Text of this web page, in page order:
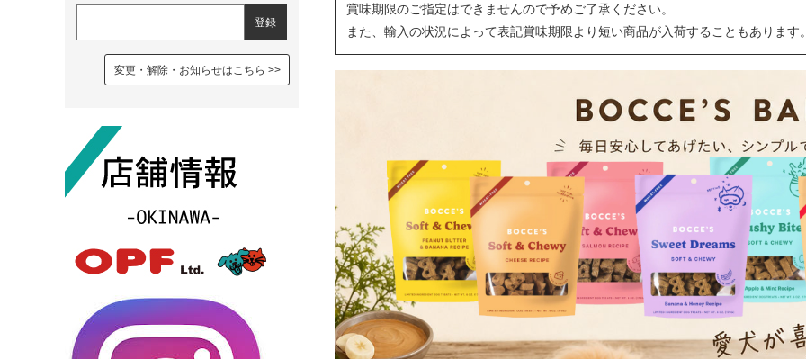
賞味期限のご指定はできませんので予めご了承ください。
また、輸入の状況によって表記賞味期限より短い商品が入荷することもあります。
変更・解除・お知らせはこちら